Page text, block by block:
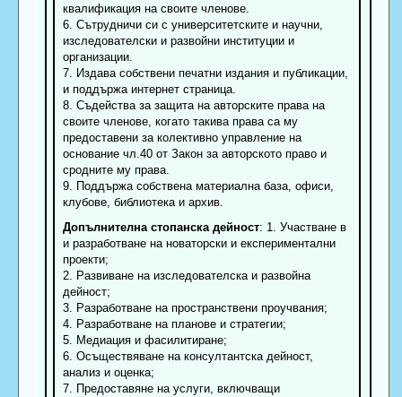
квалификация на своите членове.
6. Сътрудничи си с университетските и научни,
изследователски и развойни институции и
организации.
7. Издава собствени печатни издания и публикации,
и поддържа интернет страница.
8. Съдейства за защита на авторските права на
своите членове, когато такива права са му
предоставени за колективно управление на
основание чл.40 от Закон за авторското право и
сродните му права.
9. Поддържа собствена материална база, офиси,
клубове, библиотека и архив.
Допълнителна стопанска дейност: 1. Участване в
и разработване на новаторски и експериментални
проекти;
2. Развиване на изследователска и развойна
дейност;
3. Разработване на пространствени проучвания;
4. Разработване на планове и стратегии;
5. Медиация и фасилитиране;
6. Осъществяване на консултантска дейност,
анализ и оценка;
7. Предоставяне на услуги, включващи